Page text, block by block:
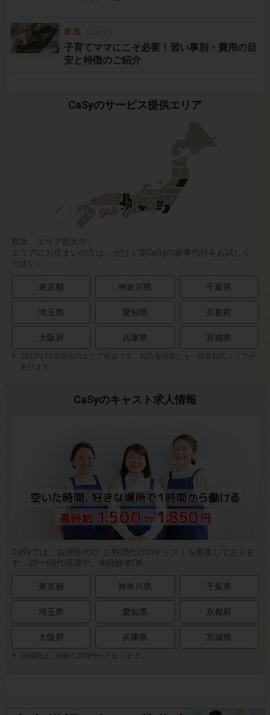
子育てママにこそ必要！習い事別・費用の目
安と特徴のご紹介
CaSyのサービス提供エリア
順次、エリア拡大中。
エリアにお住まいの方は、ぜひ１度CaSyの家事代行をお試しく
ださい。
東京都 神奈川県 千葉県
埼玉県 愛知県 京都府
大阪府 兵庫県 宮城県
2023年10月現在のエリア状況です。対応都府県にも一部非対応エリアが
あります
CaSyのキャスト求人情報
CaSyでは、お掃除代行･お料理代行のキャストを募集しておりま
す。20〜60代活躍中。未経験者OK
東京都 神奈川県 千葉県
埼玉県 愛知県 京都府
大阪府 兵庫県 宮城県
宮城県は、時給1,250円〜となります。